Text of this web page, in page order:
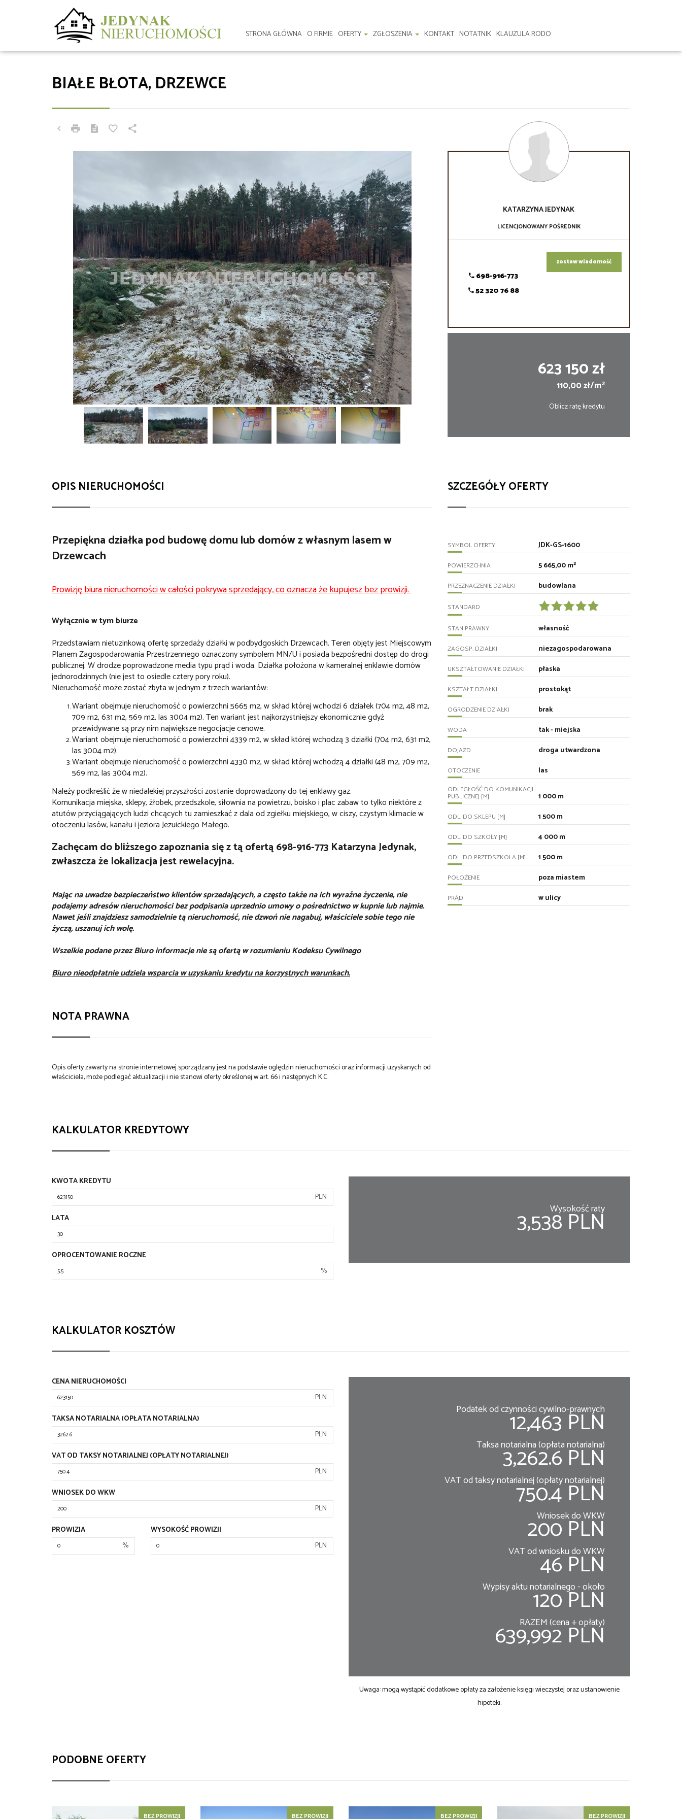
STRONA GŁÓWNA O FIRMIE OFERTY ZGŁOSZENIA KONTAKT NOTATNIK KLAUZULA RODO
BIAŁE BŁOTA, DRZEWCE
KATARZYNAJEDYNAK
LICENCJONOWANY POŚREDNIK
698-916-773
52 320 76 88
zostaw wiadomość
623 150 zł
110,00 zł/m2
Oblicz ratę kredytu
OPIS NIERUCHOMOŚCI
Przepiękna działka pod budowę domu lub domów z własnym lasem w
Drzewcach
Prowizję biura nieruchomości w całości pokrywa sprzedający, co oznacza że kupujesz bez prowizji.
Wyłącznie w tym biurze
Przedstawiam nietuzinkową ofertę sprzedaży działki w podbydgoskich Drzewcach. Teren objęty jest Miejscowym
Planem Zagospodarowania Przestrzennego oznaczony symbolem MN/U i posiada bezpośredni dostęp do drogi
publicznej. W drodze poprowadzone media typu prąd i woda. Działka położona w kameralnej enklawie domów
jednorodzinnych (nie jest to osiedle cztery pory roku).
Nieruchomość może zostać zbyta w jednym z trzech wariantów:
Wariant obejmuje nieruchomość o powierzchni 5665 m2, w skład której wchodzi 6 działek (704 m2, 48 m2,
709 m2, 631 m2, 569 m2, las 3004 m2). Ten wariant jest najkorzystniejszy ekonomicznie gdyż
przewidywane są przy nim największe negocjacje cenowe.
Wariant obejmuje nieruchomość o powierzchni 4339 m2, w skład której wchodzą 3 działki (704 m2, 631 m2,
las 3004 m2).
Wariant obejmuje nieruchomość o powierzchni 4330 m2, w skład której wchodzą 4 działki (48 m2, 709 m2,
569 m2, las 3004 m2).
Należy podkreślić że w niedalekiej przyszłości zostanie doprowadzony do tej enklawy gaz.
Komunikacja miejska, sklepy, żłobek, przedszkole, siłownia na powietrzu, boisko i plac zabaw to tylko niektóre z
atutów przyciągających ludzi chcących tu zamieszkać z dala od zgiełku miejskiego, w ciszy, czystym klimacie w
otoczeniu lasów, kanału i jeziora Jezuickiego Małego.
Zachęcam do bliższego zapoznania się z tą ofertą 698-916-773 Katarzyna Jedynak,
zwłaszcza że lokalizacja jest rewelacyjna.
Mając na uwadze bezpieczeństwo klientów sprzedających, a często także na ich wyraźne życzenie, nie
podajemy adresów nieruchomości bez podpisania uprzednio umowy o pośrednictwo w kupnie lub najmie.
Nawet jeśli znajdziesz samodzielnie tą nieruchomość, nie dzwoń nie nagabuj, właściciele sobie tego nie
życzą, uszanuj ich wolę.
Wszelkie podane przez Biuro informacje nie są ofertą w rozumieniu Kodeksu Cywilnego
Biuro nieodpłatnie udziela wsparcia w uzyskaniu kredytu na korzystnych warunkach.
NOTA PRAWNA
Opis oferty zawarty na stronie internetowej sporządzany jest na podstawie oględzin nieruchomości oraz informacji uzyskanych od
właściciela, może podlegać aktualizacji i nie stanowi oferty określonej w art. 66 i następnych K.C.
SZCZEGÓŁY OFERTY
SYMBOL OFERTY JDK-GS-1600
POWIERZCHNIA 5 665,00 m²
PRZEZNACZENIE DZIAŁKI budowlana
STANDARD
STAN PRAWNY własność
ZAGOSP. DZIAŁKI niezagospodarowana
UKSZTAŁTOWANIE DZIAŁKI płaska
KSZTAŁT DZIAŁKI prostokąt
OGRODZENIE DZIAŁKI brak
WODA tak - miejska
DOJAZD droga utwardzona
OTOCZENIE las
ODLEGŁOŚĆ DO KOMUNIKACJI
PUBLICZNEJ [M] 1 000 m
ODL. DO SKLEPU [M] 1 500 m
ODL. DO SZKOŁY [M] 4 000 m
ODL. DO PRZEDSZKOLA [M] 1 500 m
POŁOŻENIE poza miastem
PRĄD w ulicy
KALKULATOR KREDYTOWY
KWOTA KREDYTU
PLN
LATA
OPROCENTOWANIE ROCZNE
%
Wysokość raty
3,538 PLN
KALKULATOR KOSZTÓW
CENA NIERUCHOMOŚCI
PLN
TAKSA NOTARIALNA (OPŁATA NOTARIALNA)
PLN
VAT OD TAKSY NOTARIALNEJ (OPŁATY NOTARIALNEJ)
PLN
WNIOSEK DO WKW
PLN
PROWIZJA
%
WYSOKOŚĆ PROWIZJI
PLN
Podatek od czynności cywilno-prawnych
12,463 PLN
Taksa notarialna (opłata notarialna)
3,262.6 PLN
VAT od taksy notarialnej (opłaty notarialnej)
750.4 PLN
Wniosek do WKW
200 PLN
VAT od wniosku do WKW
46 PLN
Wypisy aktu notarialnego - około
120 PLN
RAZEM (cena + opłaty)
639,992 PLN
Uwaga: mogą wystąpić dodatkowe opłaty za założenie księgi wieczystej oraz ustanowienie
hipoteki.
PODOBNE OFERTY
BEZ PROWIZJI BEZ PROWIZJI BEZ PROWIZJI BEZ PROWIZJI